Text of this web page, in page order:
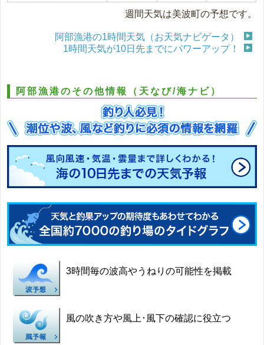
週間天気は美波町の予想です。
阿部漁港の1時間天気（お天気ナビゲータ）
1時間天気が10日先までにパワーアップ！
阿部漁港のその他情報（天なび/海ナビ）
3時間毎の波高やうねりの可能性を掲載
風の吹き方や風上･風下の確認に役立つ